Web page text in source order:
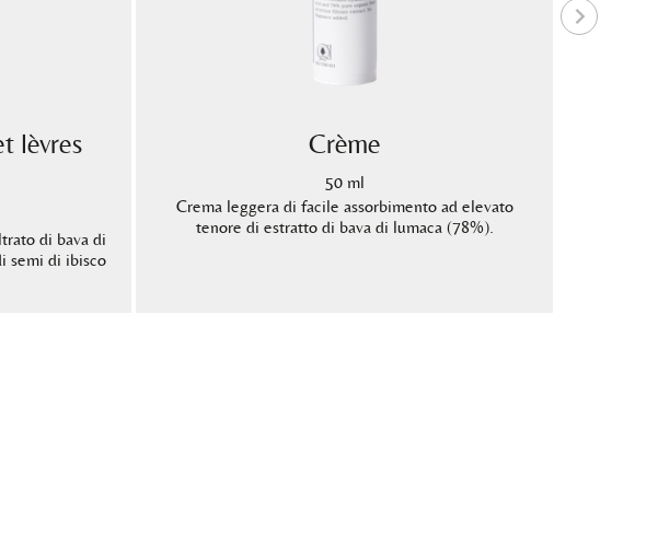
lèvres
di bava di
semi di ibisco
Crème
50 ml
Crema leggera di facile assorbimento ad elevato
tenore di estratto di bava di lumaca (78%).